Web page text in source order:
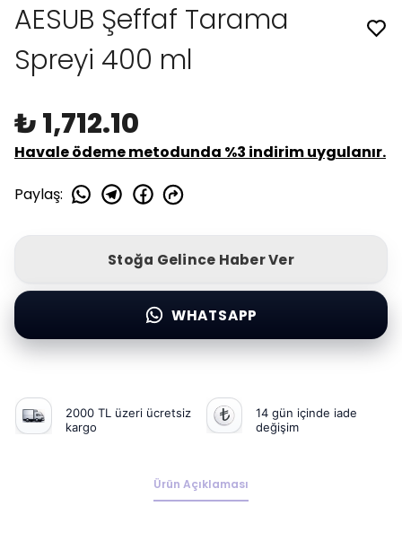
AESUB Şeffaf Tarama
Spreyi 400 ml
₺ 1,712.10
Havale ödeme metodunda %3 indirim uygulanır.
Paylaş:
Stoğa Gelince Haber Ver
WHATSAPP
2000 TL üzeri ücretsiz
kargo
14 gün içinde iade
değişim
Ürün Açıklaması